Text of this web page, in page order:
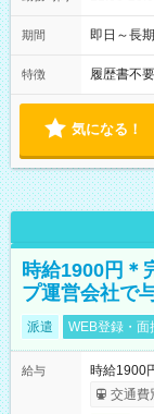
期間 即日～長
特徴 履歴書不要
気になる！
時給1900円＊
プ運営会社で
派遣 WEB登録・面
給与
時給1900
交通費